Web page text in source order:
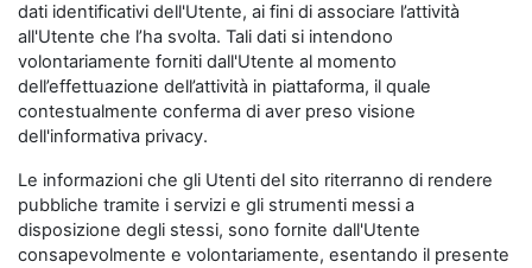
dati identificativi dell'Utente, ai fini di associare l’attività
all'Utente che l’ha svolta. Tali dati si intendono
volontariamente forniti dall'Utente al momento
dell’effettuazione dell’attività in piattaforma, il quale
contestualmente conferma di aver preso visione
dell'informativa privacy.
Le informazioni che gli Utenti del sito riterranno di rendere
pubbliche tramite i servizi e gli strumenti messi a
disposizione degli stessi, sono fornite dall'Utente
consapevolmente e volontariamente, esentando il presente